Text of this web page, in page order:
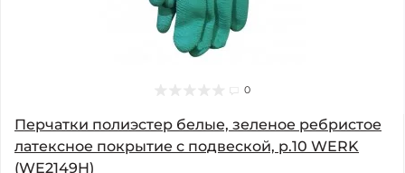
0
Перчатки полиэстер белые, зеленое ребристое
латексное покрытие с подвеской, р.10 WERK
(WE2149H)